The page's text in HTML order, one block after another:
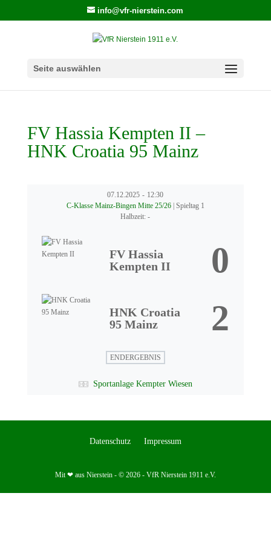
info@vfr-nierstein.com
Seite auswählen
FV Hassia Kempten II –
HNK Croatia 95 Mainz
07.12.2025 - 12:30
C-Klasse Mainz-Bingen Mitte 25/26 | Spieltag 1
Halbzeit: -
FV Hassia
Kempten II
0
HNK Croatia
95 Mainz
2
ENDERGEBNIS
Sportanlage Kempter Wiesen
Datenschutz Impressum
Mit ❤ aus Nierstein - © 2026 - VfR Nierstein 1911 e.V.